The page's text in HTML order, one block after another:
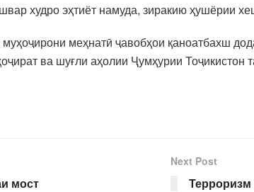
худро эҳтиёт намуда, зиракию ҳушёрии
меҳнатӣ ҷавобҳои қаноатбахш
ва шуғли аҳолии Ҷумҳурии Тоҷикистон
мост
Next Post
Терроризм